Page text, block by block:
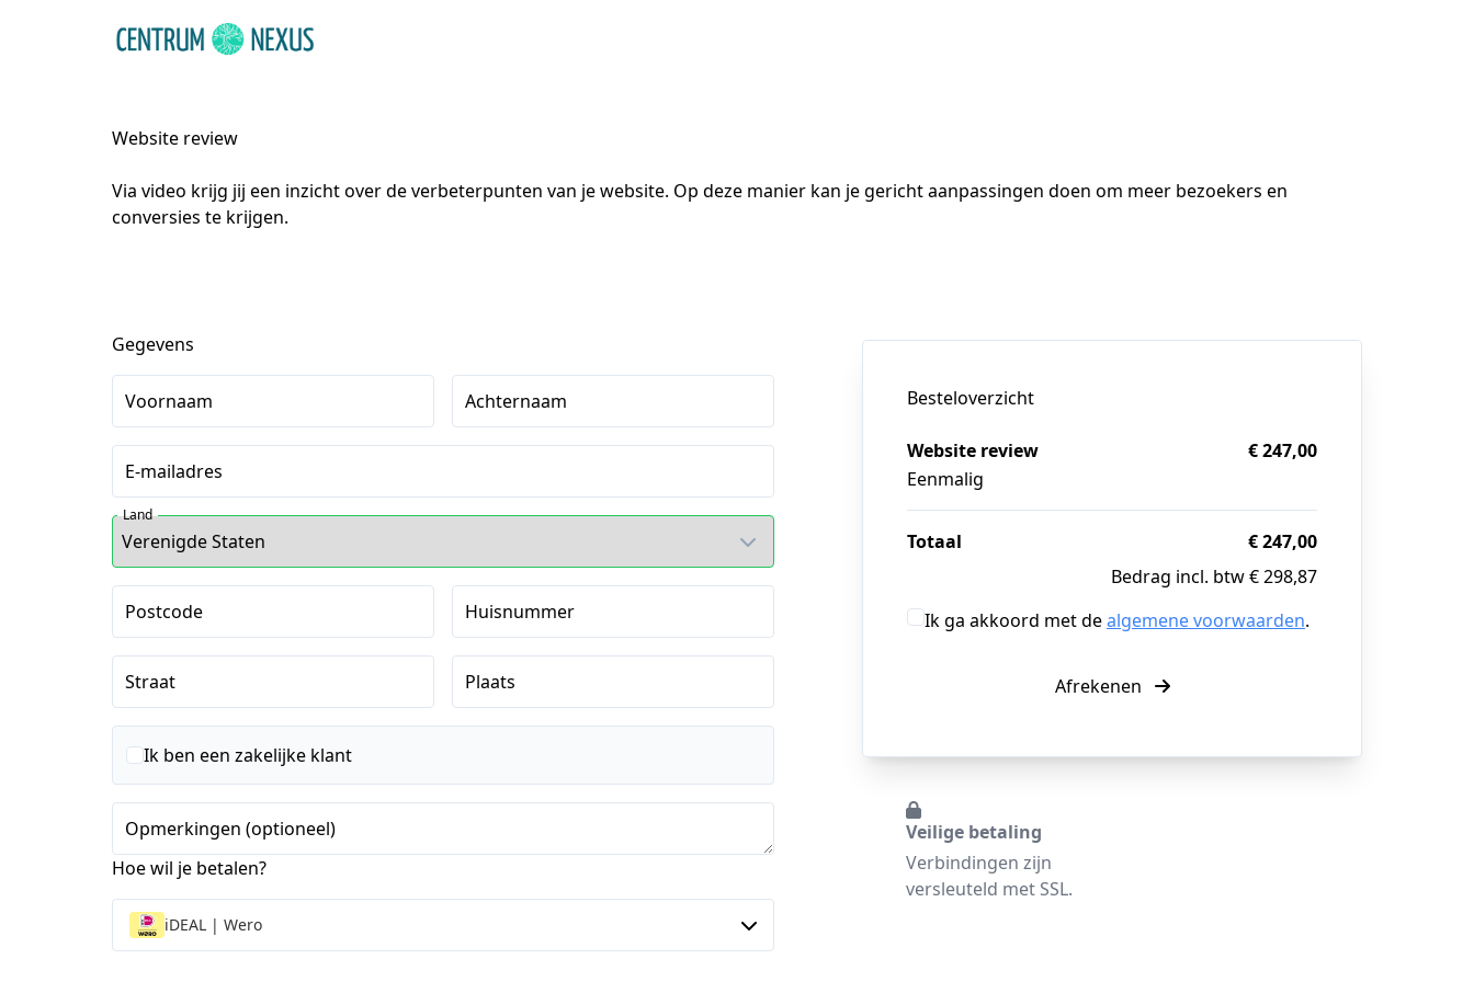
Website review
Via video krijg jij een inzicht over de verbeterpunten van je website. Op deze manier kan je gericht aanpassingen doen om meer bezoekers en
conversies te krijgen.
Gegevens
Voornaam Achternaam
E-mailadres
Land
Postcode Huisnummer
Straat Plaats
Ik ben een zakelijke klant
Opmerkingen (optioneel)
Hoe wil je betalen?
iDEAL | Wero
Besteloverzicht
Website review
Eenmalig
€ 247,00
Totaal
€ 247,00
Bedrag incl. btw € 298,87
Ik ga akkoord met dealgemene voorwaarden.
Afrekenen
Veilige betaling
Verbindingen zijn
versleuteld met SSL.